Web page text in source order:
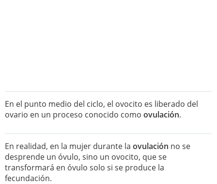
En el punto medio del ciclo, el ovocito es liberado del
ovario en un proceso conocido como ovulación.
En realidad, en la mujer durante la ovulación no se
desprende un óvulo, sino un ovocito, que se
transformará en óvulo solo si se produce la
fecundación.